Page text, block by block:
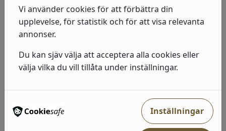
Industri 2
492kr I lager: 2-7 arbetsdagar
Industri 2
Vi använder cookies för att förbättra din
upplevelse, för statistik och för att visa relevanta
annonser.
Du kan sjäv välja att acceptera alla cookies eller
välja vilka du vill tillåta under inställningar.
Inställningar